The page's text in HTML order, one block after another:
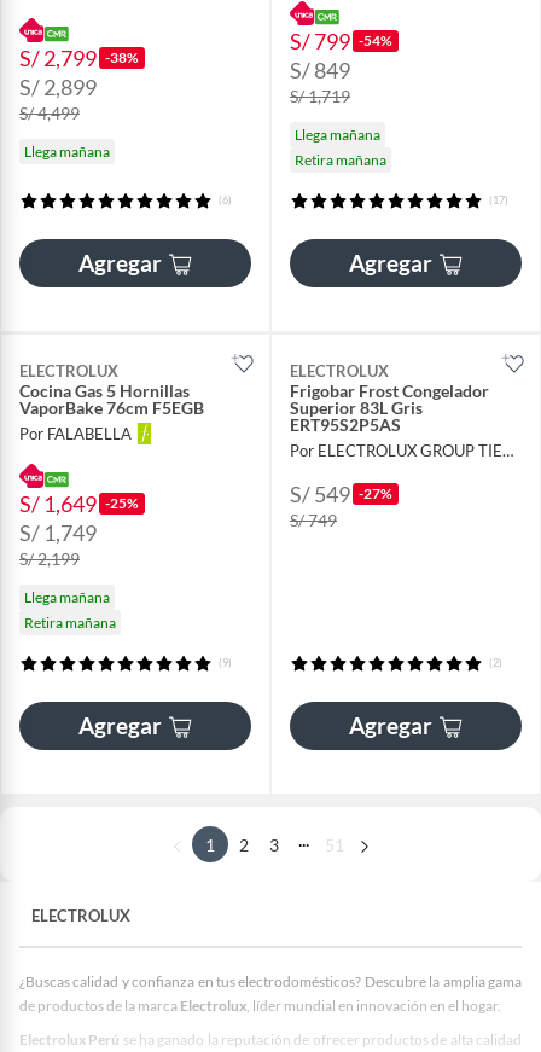
S/ 2,799 -38%
S/ 2,899
S/ 4,499
Llega mañana
(6)
Agregar
S/ 799 -54%
S/ 849
S/ 1,719
Llega mañana
Retira mañana
(17)
Agregar
ELECTROLUX
Cocina Gas 5 Hornillas
VaporBake 76cm F5EGB
Por FALABELLA
S/ 1,649 -25%
S/ 1,749
S/ 2,199
Llega mañana
Retira mañana
(9)
Agregar
ELECTROLUX
Frigobar Frost Congelador
Superior 83L Gris
ERT95S2P5AS
Por ELECTROLUX GROUP TIENDA OFICIAL
S/ 549 -27%
S/ 749
(2)
Agregar
1 2 3 51
ELECTROLUX
¿Buscas calidad y confianza en tus electrodomésticos? Descubre la amplia gama
de productos de la marca Electrolux, líder mundial en innovación en el hogar.
Electrolux Perú se ha ganado la reputación de ofrecer productos de alta calidad